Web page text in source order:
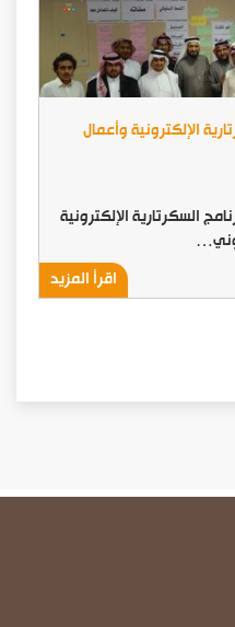
الإلكترونية وأعمال
السكرتارية الإلكترونية
اقرأ المزيد